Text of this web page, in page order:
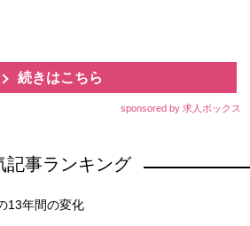
続きはこちら
sponsored by 求人ボックス
記事ランキング
13年間の変化